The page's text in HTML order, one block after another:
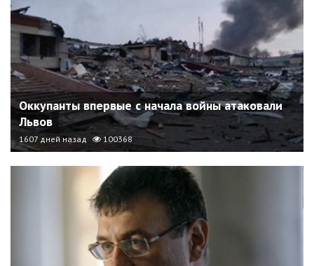
Оккупанты впервые с начала войны атаковали
Львов
1607 дней назад 100368